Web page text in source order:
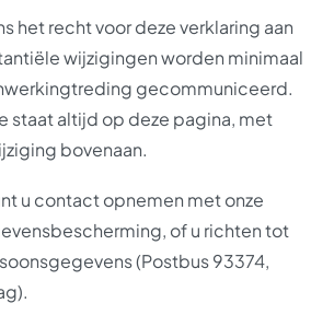
het recht voor deze verklaring aan
wijzigingen worden minimaal
gecommuniceerd.
staat altijd op deze pagina, met
bovenaan.
u contact opnemen met onze
of u richten tot
(Postbus 93374,